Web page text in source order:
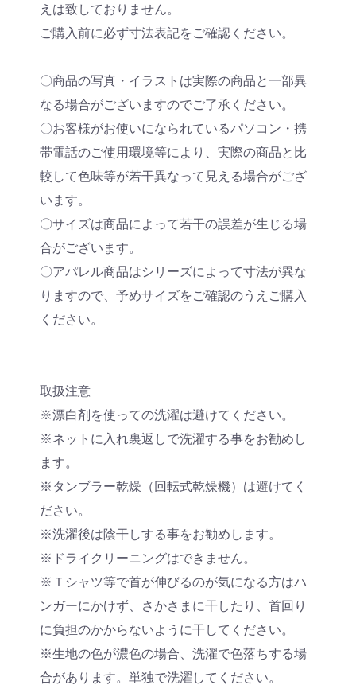
えは致しておりません。
ご購入前に必ず寸法表記をご確認ください。
〇商品の写真・イラストは実際の商品と一部異
なる場合がございますのでご了承ください。
〇お客様がお使いになられているパソコン・携
帯電話のご使用環境等により、実際の商品と比
較して色味等が若干異なって見える場合がござ
います。
〇サイズは商品によって若干の誤差が生じる場
合がございます。
〇アパレル商品はシリーズによって寸法が異な
りますので、予めサイズをご確認のうえご購入
ください。
取扱注意
※漂白剤を使っての洗濯は避けてください。
※ネットに入れ裏返しで洗濯する事をお勧めし
ます。
※タンブラー乾燥（回転式乾燥機）は避けてく
ださい。
※洗濯後は陰干しする事をお勧めします。
※ドライクリーニングはできません。
※Ｔシャツ等で首が伸びるのが気になる方はハ
ンガーにかけず、さかさまに干したり、首回り
に負担のかからないように干してください。
※生地の色が濃色の場合、洗濯で色落ちする場
合があります。単独で洗濯してください。